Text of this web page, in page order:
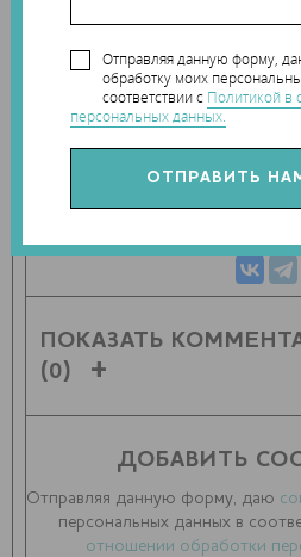
Отправляя данную форму,
обработку моих
соответствии с Политикой в
персональных данных.
Наши новости в telegram
t.me/Techart_CaseStudy
ПОКАЗАТЬ
(0)
ДОБАВИТЬ
Отправляя данную форму, даю
персональных данных в
отношении обработки